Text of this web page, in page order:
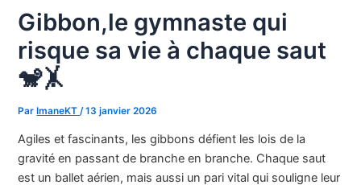
Gibbon,le gymnaste qui
risque sa vie à chaque saut
🐒🤸
ParImaneKT /13 janvier 2026
Agiles et fascinants, les gibbons défient les lois de la
gravité en passant de branche en branche. Chaque saut
est un ballet aérien, mais aussi un pari vital qui souligne leur